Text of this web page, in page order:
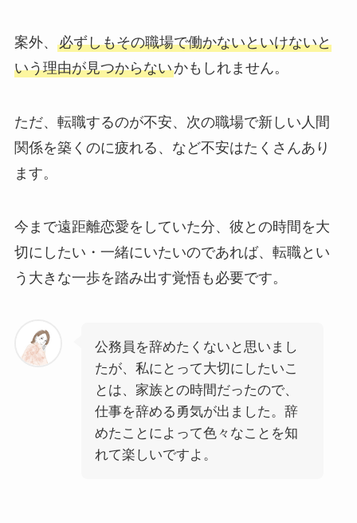
案外、 必ずしもその職場で働かないといけないと
いう理由が見つからないかもしれません。
ただ、転職するのが不安、次の職場で新しい人間
関係を築くのに疲れる、など不安はたくさんあり
ます。
今まで遠距離恋愛をしていた分、彼との時間を大
切にしたい・一緒にいたいのであれば、転職とい
う大きな一歩を踏み出す覚悟も必要です。
公務員を辞めたくないと思いまし
たが、私にとって大切にしたいこ
とは、家族との時間だったので、
仕事を辞める勇気が出ました。辞
めたことによって色々なことを知
れて楽しいですよ。